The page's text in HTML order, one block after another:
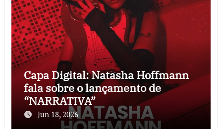
Capa Digital: Natasha Hoffmann
fala sobre o lançamento de
“NARRATIVA”
Jun 18, 2026